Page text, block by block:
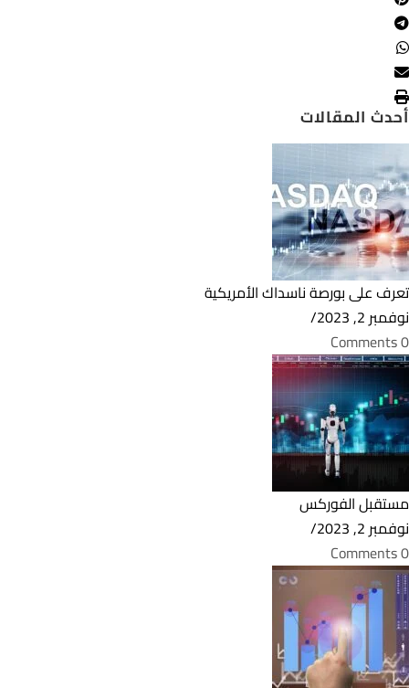
أحدث المقالات
تعرف على بورصة ناسداك الأمريكية
نوفمبر 2, 2023
/
0 Comments
مستقبل الفوركس
نوفمبر 2, 2023
/
0 Comments